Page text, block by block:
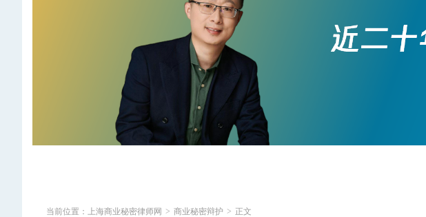
当前位置： 上海商业秘密律师网 > 商业秘密辩护 > 正文